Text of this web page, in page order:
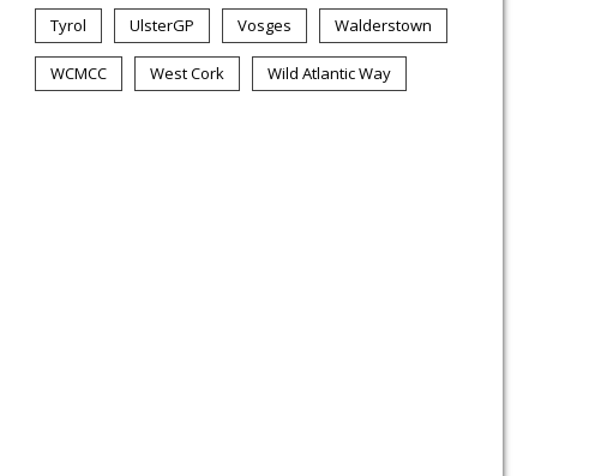
Tyrol UlsterGP Vosges Walderstown
WCMCC West Cork Wild Atlantic Way